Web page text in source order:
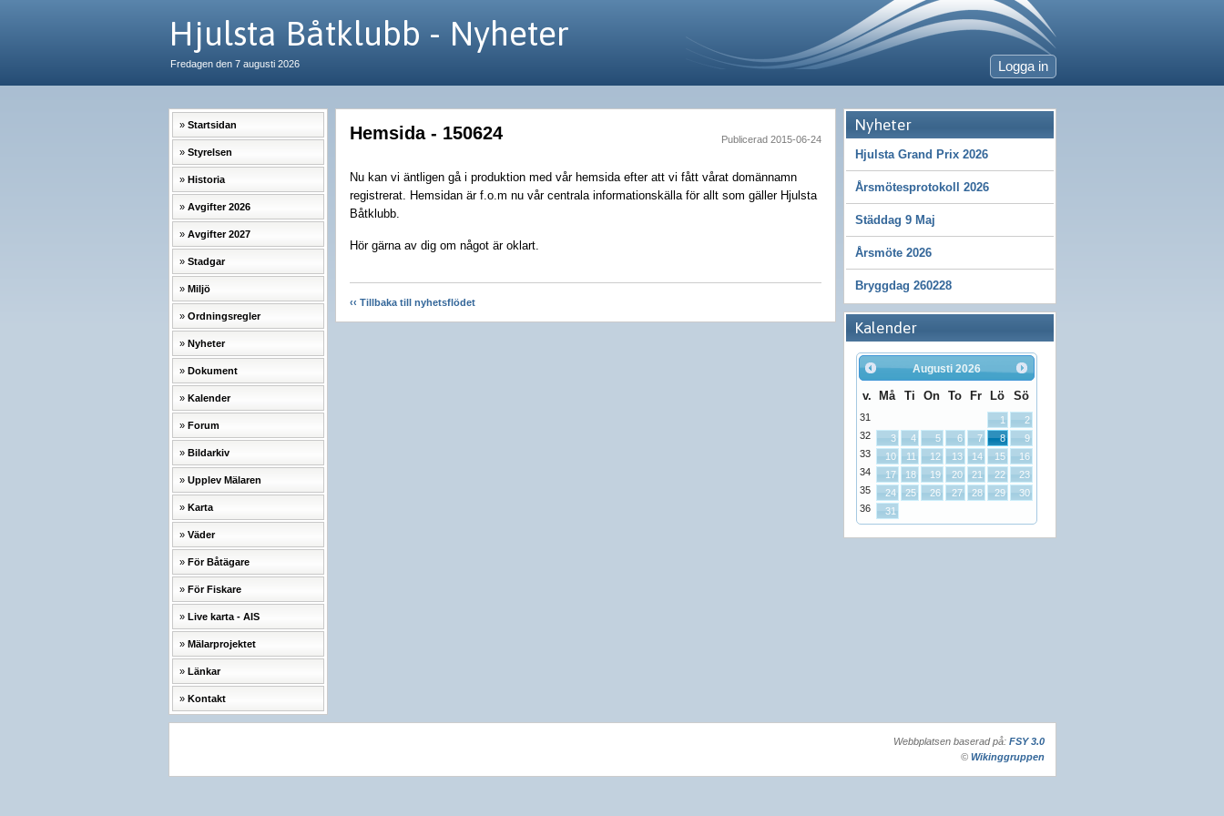
Logga in
Hjulsta Båtklubb - Nyheter
Fredagen den 7 augusti 2026
Startsidan
Styrelsen
Historia
Avgifter 2026
Avgifter 2027
Stadgar
Miljö
Ordningsregler
Nyheter
Dokument
Kalender
Forum
Bildarkiv
Upplev Mälaren
Karta
Väder
För Båtägare
För Fiskare
Live karta - AIS
Mälarprojektet
Länkar
Kontakt
Nyheter
Hjulsta Grand Prix 2026
Årsmötesprotokoll 2026
Städdag 9 Maj
Årsmöte 2026
Bryggdag 260228
Kalender
Augusti 2026
v. Må Ti On To Fr Lö Sö
31 1
2
32
3 4 5 6 7 8
9
33
10 11 12 13 14 15
16
34
17 18 19 20 21 22
23
35
24 25 26 27 28 29
30
36
31
Publicerad 2015-06-24
Hemsida - 150624
Nu kan vi äntligen gå i produktion med vår hemsida efter att vi fått vårat domännamn
registrerat. Hemsidan är f.o.m nu vår centrala informationskälla för allt som gäller Hjulsta
Båtklubb.
Hör gärna av dig om något är oklart.
‹‹ Tillbaka till nyhetsflödet
Webbplatsen baserad på: FSY 3.0
© Wikinggruppen